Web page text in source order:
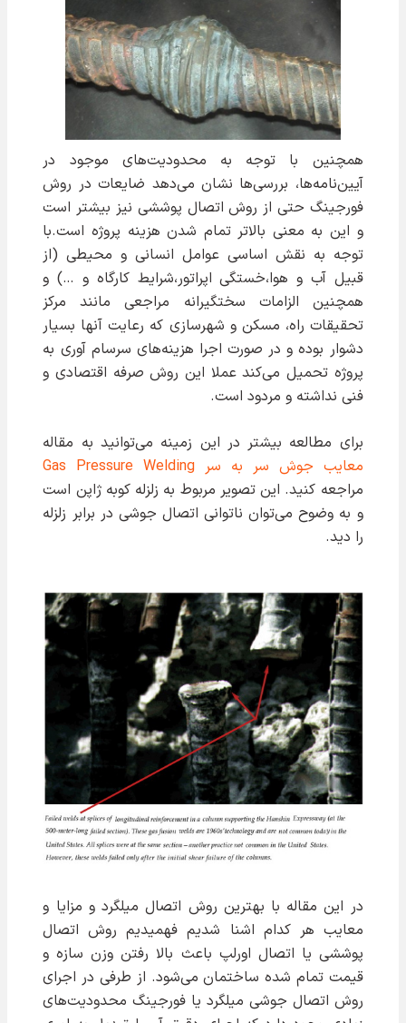
همچنین با توجه به محدودیت‌های موجود در
آیین‌نامه‌ها، بررسی‌ها نشان می‌دهد ضایعات در روش
فورجینگ حتی از روش اتصال پوششی نیز بیشتر است
و این به معنی بالاتر تمام شدن هزینه پروژه است.با
توجه به نقش اساسی عوامل انسانی و محیطی (از
قبیل آب و هوا،خستگی اپراتور،شرایط کارگاه و …) و
همچنین الزامات سختگیرانه مراجعی مانند مرکز
تحقیقات راه، مسکن و شهرسازی که رعایت آنها بسیار
دشوار بوده و در صورت اجرا هزینه‌های سرسام آوری به
پروژه تحمیل می‌کند عملا این روش صرفه اقتصادی و
فنی نداشته و مردود است.
برای مطالعه بیشتر در این زمینه می‌توانید به مقاله
معایب جوش سر به سر Gas Pressure Welding
مراجعه کنید. این تصویر مربوط به زلزله کوبه ژاپن است
و به وضوح می‌توان ناتوانی اتصال جوشی در برابر زلزله
را دید.
در این مقاله با بهترین روش اتصال میلگرد و مزایا و
معایب هر کدام اشنا شدیم فهمیدیم روش اتصال
پوششی یا اتصال اورلپ باعث بالا رفتن وزن سازه و
قیمت تمام شده ساختمان می‌شود. از طرفی در اجرای
روش اتصال جوشی میلگرد یا فورجینگ محدودیت‌های